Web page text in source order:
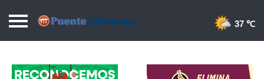
Puentelibre.mx
Local
37 ℃